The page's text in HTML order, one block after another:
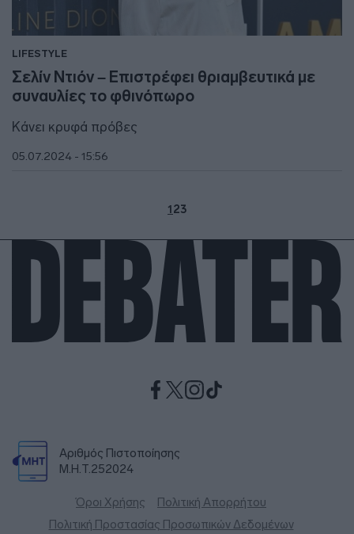
LIFESTYLE
Σελίν Ντιόν – Επιστρέφει θριαμβευτικά με
συναυλίες το φθινόπωρο
Κάνει κρυφά πρόβες
05.07.2024 - 15:56
123
Αριθμός Πιστοποίησης
Μ.Η.Τ.252024
Όροι Χρήσης
Πολιτική Απορρήτου
Πολιτική Προστασίας Προσωπικών Δεδομένων